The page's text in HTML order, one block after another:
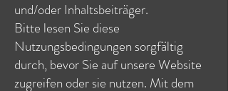
und/oder Inhaltsbeiträger.
Bitte lesen Sie diese
Nutzungsbedingungen sorgfältig
durch, bevor Sie auf unsere Website
zugreifen oder sie nutzen. Mit dem